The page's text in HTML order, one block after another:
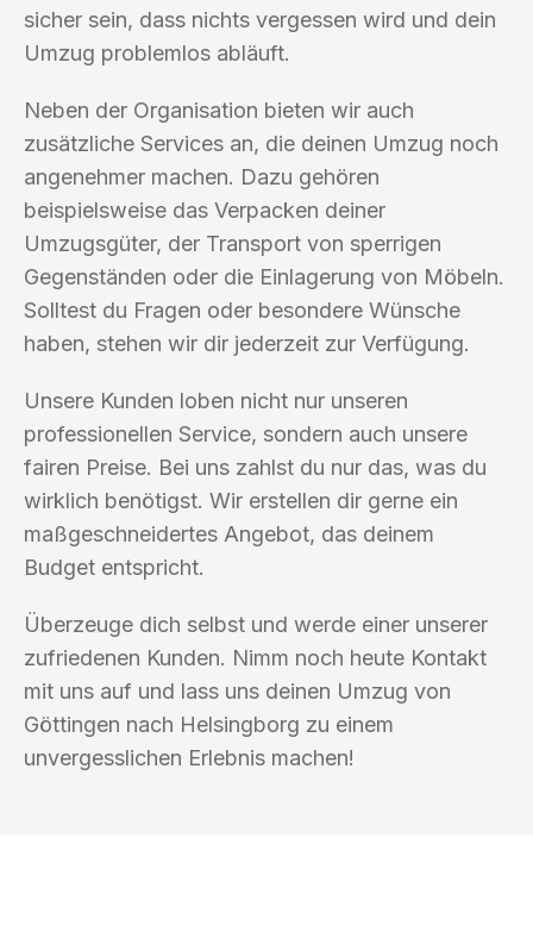
sicher sein, dass nichts vergessen wird und dein
Umzug problemlos abläuft.
Neben der Organisation bieten wir auch
zusätzliche Services an, die deinen Umzug noch
angenehmer machen. Dazu gehören
beispielsweise das Verpacken deiner
Umzugsgüter, der Transport von sperrigen
Gegenständen oder die Einlagerung von Möbeln.
Solltest du Fragen oder besondere Wünsche
haben, stehen wir dir jederzeit zur Verfügung.
Unsere Kunden loben nicht nur unseren
professionellen Service, sondern auch unsere
fairen Preise. Bei uns zahlst du nur das, was du
wirklich benötigst. Wir erstellen dir gerne ein
maßgeschneidertes Angebot, das deinem
Budget entspricht.
Überzeuge dich selbst und werde einer unserer
zufriedenen Kunden. Nimm noch heute Kontakt
mit uns auf und lass uns deinen Umzug von
Göttingen nach Helsingborg zu einem
unvergesslichen Erlebnis machen!